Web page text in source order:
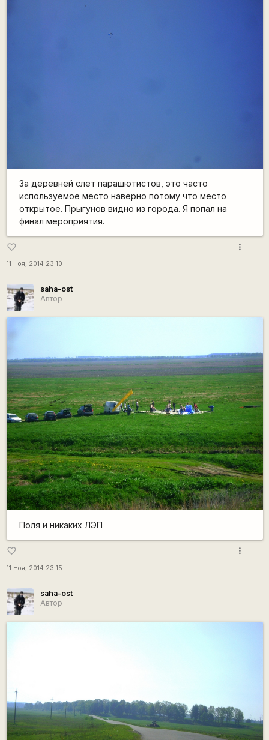
За деревней слет парашютистов, это часто
используемое место наверно потому что место
открытое. Прыгунов видно из города. Я попал на
финал мероприятия.
favorite_border
11 Ноя, 2014 23:10
more_vert
saha-ost
Автор
Поля и никаких ЛЭП
favorite_border
11 Ноя, 2014 23:15
more_vert
saha-ost
Автор